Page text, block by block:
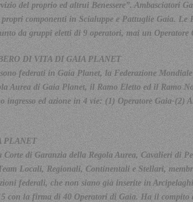
del proprio ed altrui Benessere”. Ambasciatori
componenti in Scialuppe e Pattuglie Gaia. Le
da gruppi eletti di 9 operatori, mai un Operatore
DI VITA DI GAIA PLANET
federati in Gaia Planet, la Federazione
Aurea di Gaia Planet, il Ramo Eletto ed il Ramo
ingresso ed azione in 4 vie: (1) Operatore Gaia-(2)
PLANET
di Garanzia della Regola Aurea, Cavalieri di
Locali, Regionali, Continentali e Stellari,
federali, che non siano già inserite in
con la firma di 40 Operatori di Gaia. Ha il